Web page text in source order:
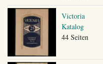
Victoria
Katalog
44 Seiten